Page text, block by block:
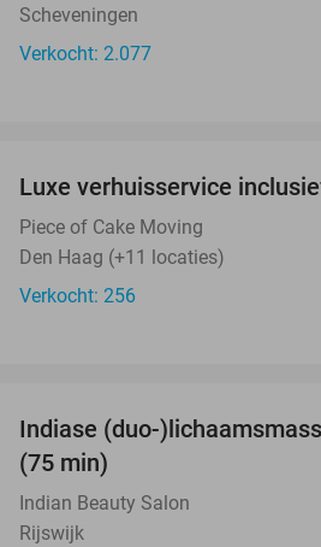
Scheveningen
Verkocht: 2.077
Luxe verhuisservice
Piece of Cake Moving
Den Haag (+11 locaties)
Verkocht: 256
Indiase (duo-
(75 min)
Indian Beauty Salon
Rijswijk